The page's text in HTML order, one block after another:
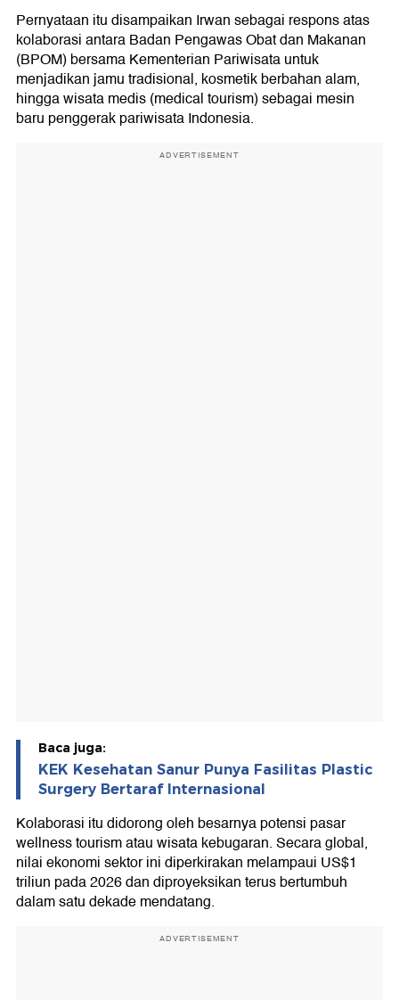
Pernyataan itu disampaikan Irwan sebagai respons atas
kolaborasi antara Badan Pengawas Obat dan Makanan
(BPOM) bersama Kementerian Pariwisata untuk
menjadikan jamu tradisional, kosmetik berbahan alam,
hingga wisata medis (medical tourism) sebagai mesin
baru penggerak pariwisata Indonesia.
ADVERTISEMENT
Baca juga:
KEK Kesehatan Sanur Punya Fasilitas Plastic
Surgery Bertaraf Internasional
Kolaborasi itu didorong oleh besarnya potensi pasar
wellness tourism atau wisata kebugaran. Secara global,
nilai ekonomi sektor ini diperkirakan melampaui US$1
triliun pada 2026 dan diproyeksikan terus bertumbuh
dalam satu dekade mendatang.
ADVERTISEMENT